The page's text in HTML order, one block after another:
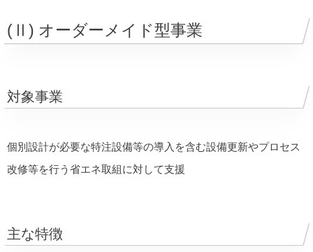
(Ⅱ) オーダーメイド型事業
対象事業
個別設計が必要な特注設備等の導入を含む設備更新やプロセス
改修等を行う省エネ取組に対して支援
主な特徴